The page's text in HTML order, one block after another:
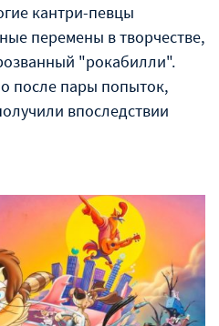
кантри-певцы
перемены в творчестве,
"рокабилли".
после пары попыток,
впоследствии